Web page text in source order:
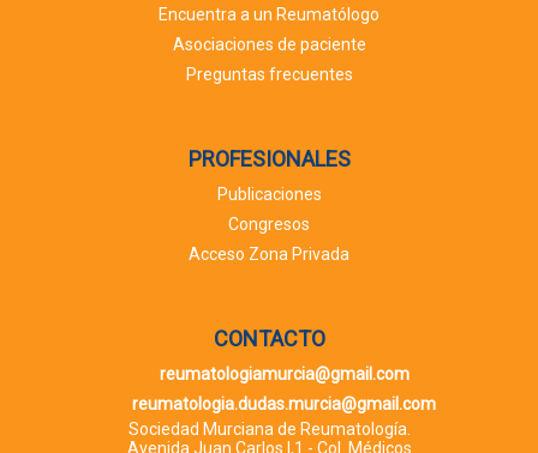
Encuentra a un Reumatólogo
Asociaciones de paciente
Preguntas frecuentes
PROFESIONALES
Publicaciones
Congresos
Acceso Zona Privada
CONTACTO
reumatologiamurcia@gmail.com
reumatologia.dudas.murcia@gmail.com
Sociedad Murciana de Reumatología.
Avenida Juan Carlos I,1 - Col. Médicos